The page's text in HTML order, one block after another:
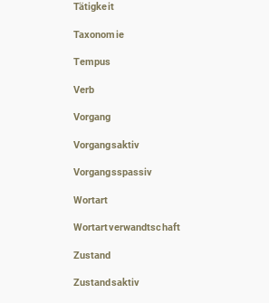
Tätigkeit
Taxonomie
Tempus
Verb
Vorgang
Vorgangsaktiv
Vorgangsspassiv
Wortart
Wortartverwandtschaft
Zustand
Zustandsaktiv